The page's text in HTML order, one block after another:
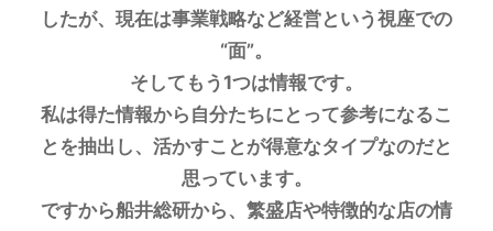
したが、現在は事業戦略など経営という視座での
“面”。
そしてもう1つは情報です。
私は得た情報から自分たちにとって参考になるこ
とを抽出し、活かすことが得意なタイプなのだと
思っています。
ですから船井総研から、繁盛店や特徴的な店の情